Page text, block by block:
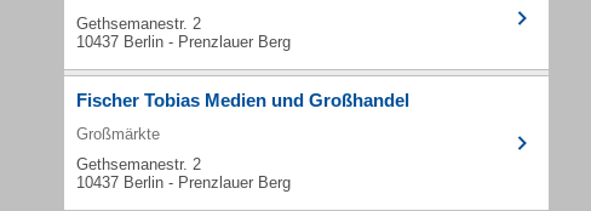
Gethsemanestr. 2
10437 Berlin - Prenzlauer Berg
Fischer Tobias Medien und Großhandel
Großmärkte
Gethsemanestr. 2
10437 Berlin - Prenzlauer Berg